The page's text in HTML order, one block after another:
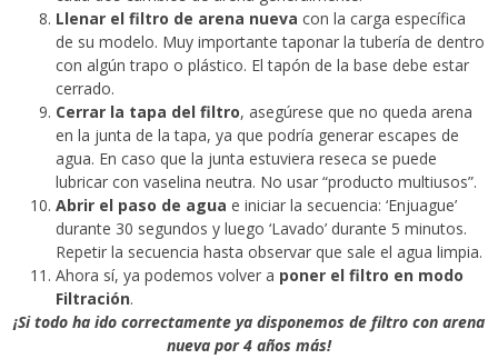
Llenar el filtro de arena nueva con la carga específica
de su modelo. Muy importante taponar la tubería de dentro
con algún trapo o plástico. El tapón de la base debe estar
cerrado.
Cerrar la tapa del filtro, asegúrese que no queda arena
en la junta de la tapa, ya que podría generar escapes de
agua. En caso que la junta estuviera reseca se puede
lubricar con vaselina neutra. No usar “producto multiusos”.
Abrir el paso de agua e iniciar la secuencia: ‘Enjuague’
durante 30 segundos y luego ‘Lavado’ durante 5 minutos.
Repetir la secuencia hasta observar que sale el agua limpia.
Ahora sí, ya podemos volver a poner el filtro en modo
Filtración.
¡Si todo ha ido correctamente ya disponemos de filtro con arena
nueva por 4 años más!